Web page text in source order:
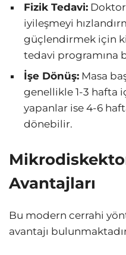
Fizik Tedavi:
iyileşmeyi
güçlendirmek için
tedavi programına
İşe Dönüş: Masa
genellikle 1-3 hafta
yapanlar ise 4-6
dönebilir.
Avantajları
Bu modern cerrahi
avantajı